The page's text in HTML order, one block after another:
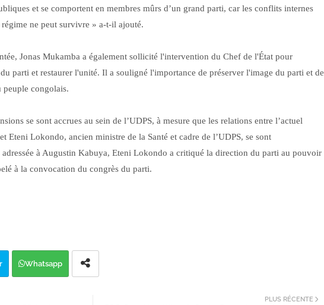
et se comportent en membres mûrs d’un grand parti, car les conflits internes
ne peut survivre » a-t-il ajouté.
Jonas Mukamba a également sollicité l'intervention du Chef de l'État pour
parti et restaurer l'unité. Il a souligné l'importance de préserver l'image du parti et de
peuple congolais.
se sont accrues au sein de l’UDPS, à mesure que les relations entre l’actuel
Eteni Lokondo, ancien ministre de la Santé et cadre de l’UDPS, se sont
adressée à Augustin Kabuya, Eteni Lokondo a critiqué la direction du parti au pouvoir
à la convocation du congrès du parti.
Whatsapp
PLUS RÉCENTE